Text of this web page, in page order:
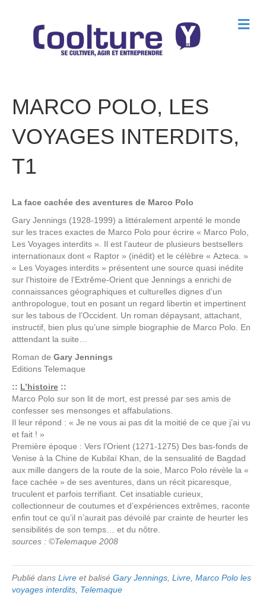
M
e
MARCO POLO, LES
VOYAGES INTERDITS,
T1
La face cachée des aventures de Marco Polo
Gary Jennings (1928-1999) a littéralement arpenté le monde
sur les traces exactes de Marco Polo pour écrire « Marco Polo,
Les Voyages interdits ». Il est l’auteur de plusieurs bestsellers
internationaux dont « Raptor » (inédit) et le célèbre « Azteca. »
« Les Voyages interdits » présentent une source quasi inédite
sur l’histoire de l’Extrême-Orient que Jennings a enrichi de
connaissances géographiques et culturelles dignes d’un
anthropologue, tout en posant un regard libertin et impertinent
sur les tabous de l’Occident. Un roman dépaysant, attachant,
instructif, bien plus qu’une simple biographie de Marco Polo. En
atttendant la suite…
Roman de Gary Jennings
Editions Telemaque
:: L’histoire ::
Marco Polo sur son lit de mort, est pressé par ses amis de
confesser ses mensonges et affabulations.
Il leur répond : « Je ne vous ai pas dit la moitié de ce que j’ai vu
et fait ! »
Première époque : Vers l’Orient (1271-1275) Des bas-fonds de
Venise à la Chine de Kubilaï Khan, de la sensualité de Bagdad
aux mille dangers de la route de la soie, Marco Polo révèle la «
face cachée » de ses aventures, dans un récit picaresque,
truculent et parfois terrifiant. Cet insatiable curieux,
collectionneur de coutumes et d’expériences extrêmes, raconte
enfin tout ce qu’il n’aurait pas dévoilé par crainte de heurter les
sensibilités de son temps… et du nôtre.
sources : ©Telemaque 2008
Publié dans Livre et balisé Gary Jennings Livre Marco Polo les
voyages interdits Telemaque